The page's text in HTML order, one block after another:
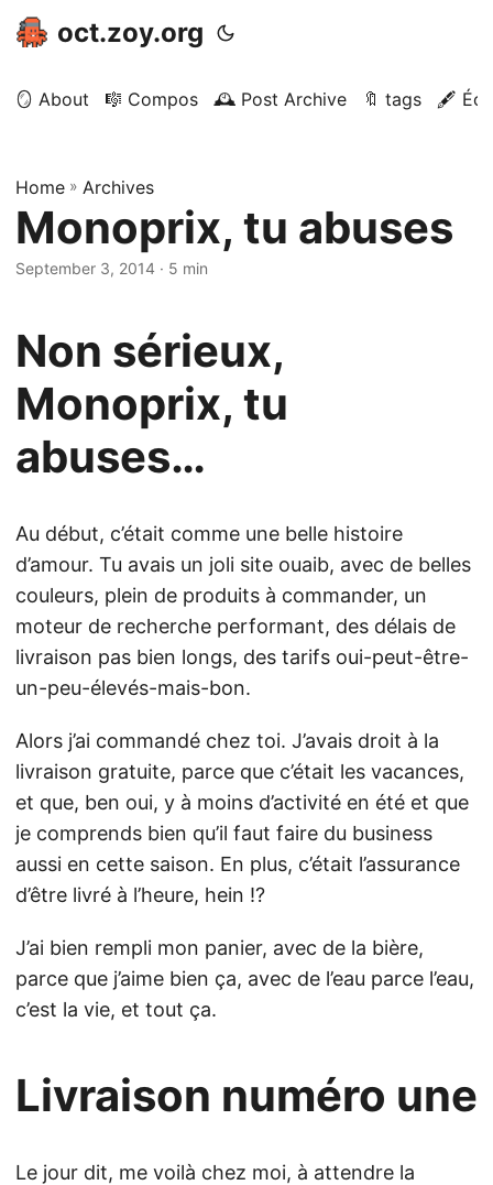
oct.zoy.org
🪞 About 🎼 Compos 🕰️ Post Archive 🔖 tags 🖋️
Home » Archives
Monoprix, tu abuses
September 3, 2014 · 5 min
Non sérieux,
Monoprix, tu
abuses…
Au début, c’était comme une belle histoire
d’amour. Tu avais un joli site ouaib, avec de belles
couleurs, plein de produits à commander, un
moteur de recherche performant, des délais de
livraison pas bien longs, des tarifs oui-peut-être-
un-peu-élevés-mais-bon.
Alors j’ai commandé chez toi. J’avais droit à la
livraison gratuite, parce que c’était les vacances,
et que, ben oui, y à moins d’activité en été et que
je comprends bien qu’il faut faire du business
aussi en cette saison. En plus, c’était l’assurance
d’être livré à l’heure, hein !?
J’ai bien rempli mon panier, avec de la bière,
parce que j’aime bien ça, avec de l’eau parce l’eau,
c’est la vie, et tout ça.
Livraison numéro une
Le jour dit, me voilà chez moi, à attendre la